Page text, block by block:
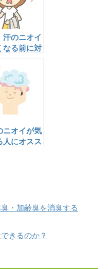
汗のニオイ
なる前に対
ニオイが気
人にオスス
・加齢臭を消臭する
きるのか？